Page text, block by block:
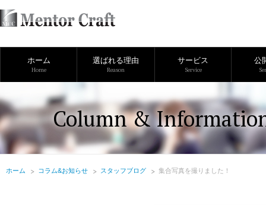
ホーム
Home
選ばれる理由
Reason
サービス
Service
公
Column &
ホーム コラム&お知らせ スタッフブログ 集合写真を撮りました！